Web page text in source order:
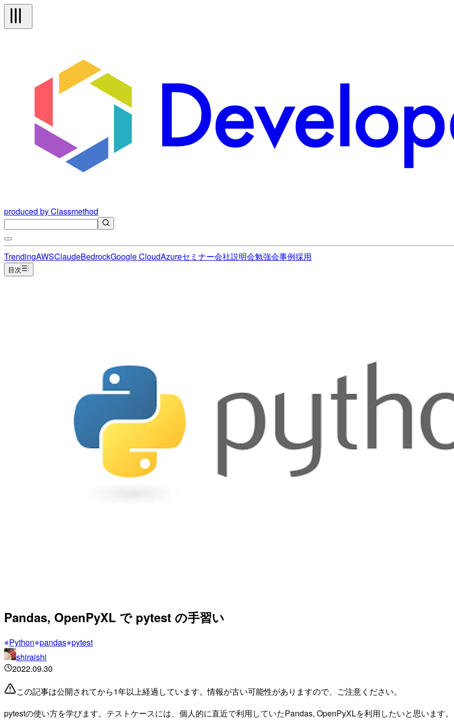
produced by Classmethod
TrendingAWSClaudeBedrockGoogle CloudAzureセミナー会社説明会勉強会事例採用
目次
Pandas, OpenPyXL で pytest の手習い
Python pandas pytest
shiraishi
2022.09.30
この記事は公開されてから1年以上経過しています。情報が古い可能性がありますので、ご注意ください。
pytestの使い方を学びます。テストケースには、個人的に直近で利用していたPandas, OpenPyXLを利用したいと思います